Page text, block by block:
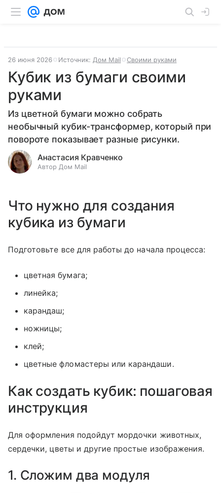
26 июня 2026 Источник: Дом Mail Своими руками
Кубик из бумаги своими
руками
Из цветной бумаги можно собрать
необычный кубик-трансформер, который при
повороте показывает разные рисунки.
Анастасия Кравченко
Автор Дом Mail
Что нужно для создания
кубика из бумаги
Подготовьте все для работы до начала процесса:
цветная бумага;
линейка;
карандаш;
ножницы;
клей;
цветные фломастеры или карандаши.
Как создать кубик: пошаговая
инструкция
Для оформления подойдут мордочки животных,
сердечки, цветы и другие простые изображения.
1. Сложим два модуля